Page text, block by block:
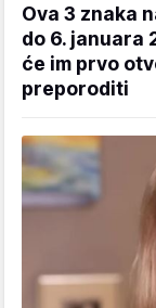
Ova 3 znaka
do 6. januara
će im prvo
preporoditi